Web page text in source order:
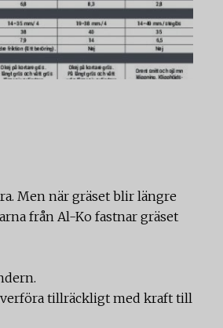
Men när gräset blir längre
från Al-Ko fastnar gräset
tillräckligt med kraft till